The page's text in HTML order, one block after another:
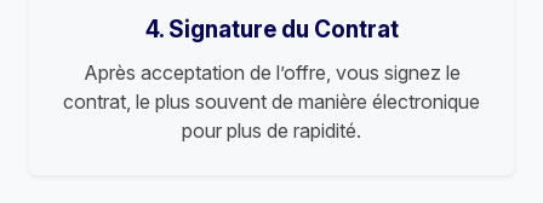
4. Signature du Contrat
Après acceptation de l’offre, vous signez le
contrat, le plus souvent de manière électronique
pour plus de rapidité.